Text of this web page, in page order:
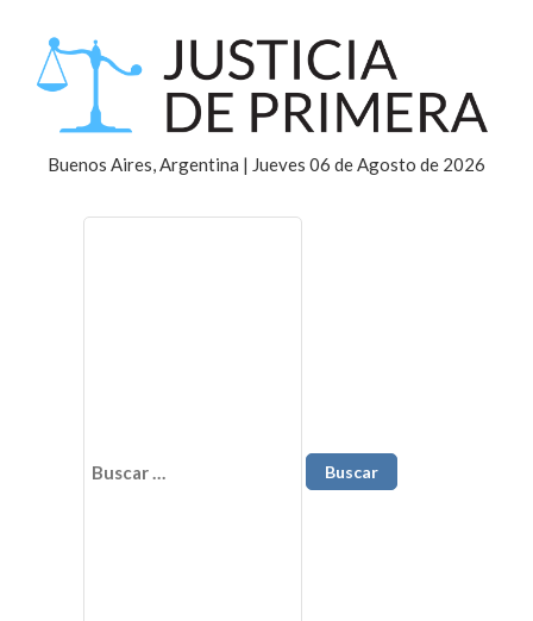
Buenos Aires, Argentina | Jueves 06 de Agosto de 2026